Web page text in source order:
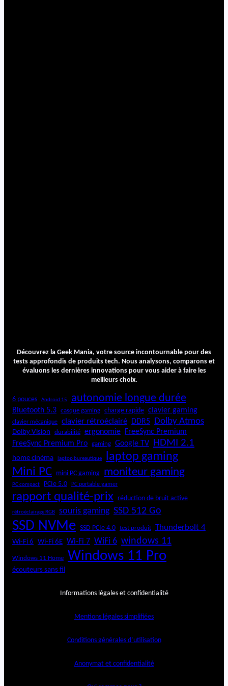
Découvrez la Geek Mania, votre source incontournable pour des
tests approfondis de produits tech. Nous analysons, comparons et
évaluons les dernières innovations pour vous aider à faire les
meilleurs choix.
6 pouces Android 15 autonomie longue durée
Bluetooth 5.3 casque gaming charge rapide clavier gaming
clavier mécanique clavier rétroéclairé DDR5 Dolby Atmos
Dolby Vision durabilité ergonomie
FreeSync Premium
FreeSync Premium Pro
gaming Google TV HDMI 2.1
home cinéma laptop bureautique laptop gaming
Mini PC mini PC gaming moniteur gaming
PC compact PCIe 5.0 PC portable gamer
rapport qualité-prix réduction de bruit active
rétroéclairage RGB souris gaming SSD 512 Go
SSD NVMe SSD PCIe 4.0 test produit Thunderbolt 4
Wi-Fi 6 Wi-Fi 6E Wi-Fi 7 WiFi 6 windows 11
Windows 11 Home Windows 11 Pro
écouteurs sans fil
Informations légales et confidentialité
Mentions légales simplifiées
Conditions générales d’utilisation
Anonymat et confidentialité